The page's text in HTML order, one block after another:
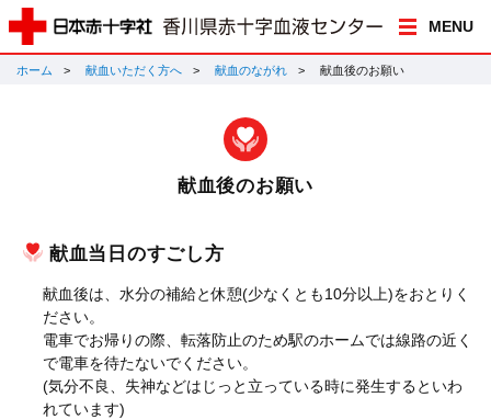
MENU
ホーム 献血いただく方へ 献血のながれ 献血後のお願い
献血後のお願い
献血当日のすごし方
献血後は、水分の補給と休憩(少なくとも10分以上)をおとりく
ださい。
電車でお帰りの際、転落防止のため駅のホームでは線路の近く
で電車を待たないでください。
(気分不良、失神などはじっと立っている時に発生するといわ
れています)